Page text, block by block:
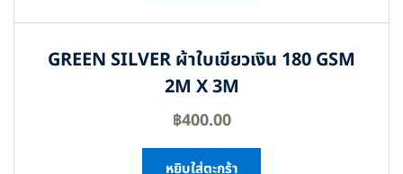
GREEN SILVER ผ้าใบเขียวเงิน 180 GSM
2M X 3M
฿400.00
หยิบใส่ตะกร้า